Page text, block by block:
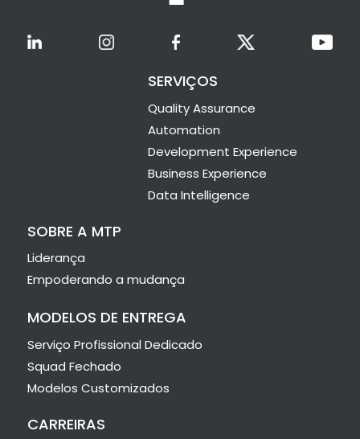
SERVIÇOS
Quality Assurance
Automation
Development Experience
Business Experience
Data Intelligence
SOBRE A MTP
Liderança
Empoderando a mudança
MODELOS DE ENTREGA
Serviço Profissional Dedicado
Squad Fechado
Modelos Customizados
CARREIRAS